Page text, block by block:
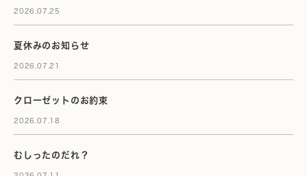
2026.07.25
夏休みのお知らせ
2026.07.21
クローゼットのお約束
2026.07.18
むしったのだれ？